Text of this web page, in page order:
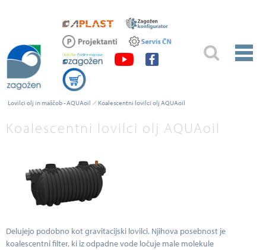
Lovilci olj in maščob - AQUAoil Koalescentni lovilci olj AQUAoil
Koalescentni lovilci olj AQUAoil
Delujejo podobno kot gravitacijski lovilci. Njihova posebnost je
koalescentni filter, ki iz odpadne vode ločuje male molekule